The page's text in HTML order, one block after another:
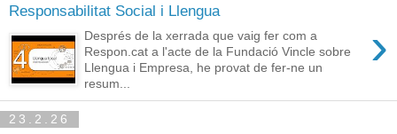
Responsabilitat Social i Llengua
›
Després de la xerrada que vaig fer com a
Respon.cat a l'acte de la Fundació Vincle sobre
Llengua i Empresa, he provat de fer-ne un
resum...
23.2.26